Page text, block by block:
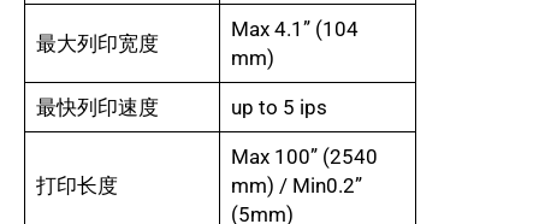
最大列印宽度
Max 4.1” (104
mm)
最快列印速度 up to 5 ips
打印长度
Max 100” (2540
mm) / Min0.2”
(5mm)